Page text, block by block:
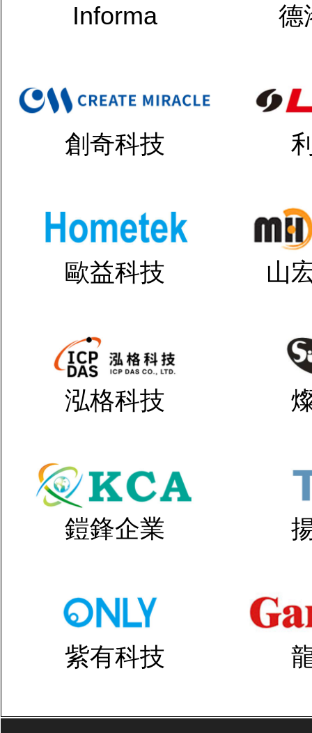
Informa 德
創奇科技
歐益科技 山
泓格科技
鎧鋒企業
紫有科技